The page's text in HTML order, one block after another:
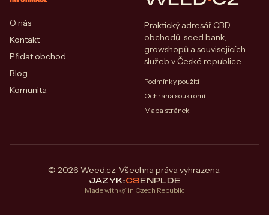
O nás
Kontakt
Přidat obchod
Blog
Komunita
Praktický adresář CBD
obchodů, seed bank,
growshopů a souvisejících
služeb v České republice.
Podmínky použití
Ochrana soukromí
Mapa stránek
© 2026 Weed.cz. Všechna práva vyhrazena.
JAZYK:CSENPLDE
Made with 🌿 in Czech Republic